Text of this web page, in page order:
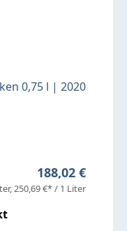
0,75 l | 2020
Regulärer
188,02 €
250,69 €* / 1 Liter